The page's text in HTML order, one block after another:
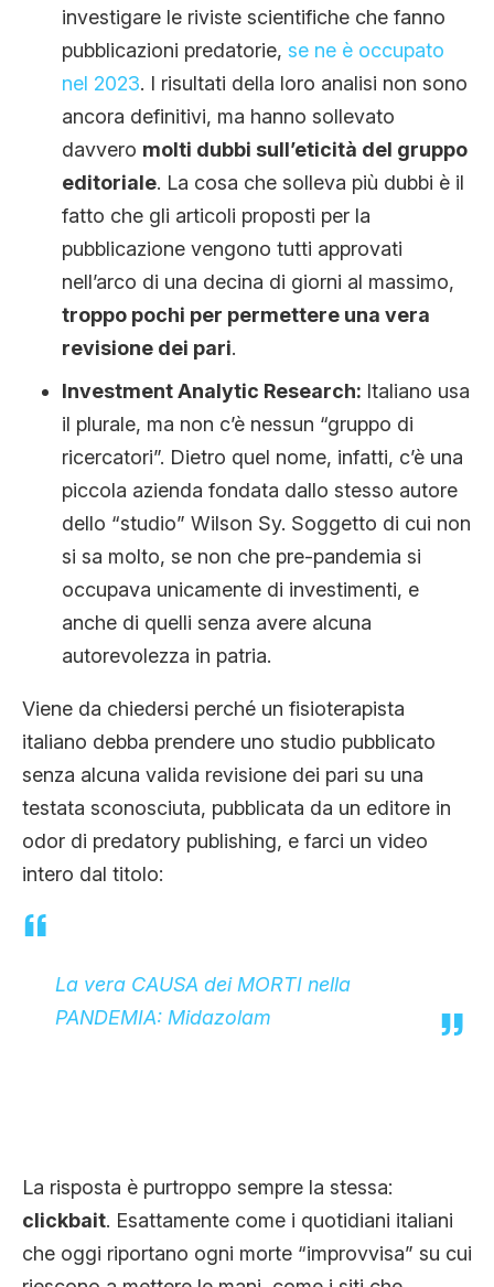
investigare le riviste scientifiche che fanno
pubblicazioni predatorie, se ne è occupato
nel 2023. I risultati della loro analisi non sono
ancora definitivi, ma hanno sollevato
davvero molti dubbi sull’eticità del gruppo
editoriale. La cosa che solleva più dubbi è il
fatto che gli articoli proposti per la
pubblicazione vengono tutti approvati
nell’arco di una decina di giorni al massimo,
troppo pochi per permettere una vera
revisione dei pari.
Investment Analytic Research: Italiano usa
il plurale, ma non c’è nessun “gruppo di
ricercatori”. Dietro quel nome, infatti, c’è una
piccola azienda fondata dallo stesso autore
dello “studio” Wilson Sy. Soggetto di cui non
si sa molto, se non che pre-pandemia si
occupava unicamente di investimenti, e
anche di quelli senza avere alcuna
autorevolezza in patria.
Viene da chiedersi perché un fisioterapista
italiano debba prendere uno studio pubblicato
senza alcuna valida revisione dei pari su una
testata sconosciuta, pubblicata da un editore in
odor di predatory publishing, e farci un video
intero dal titolo:
La vera CAUSA dei MORTI nella
PANDEMIA: Midazolam
La risposta è purtroppo sempre la stessa:
clickbait. Esattamente come i quotidiani italiani
che oggi riportano ogni morte “improvvisa” su cui